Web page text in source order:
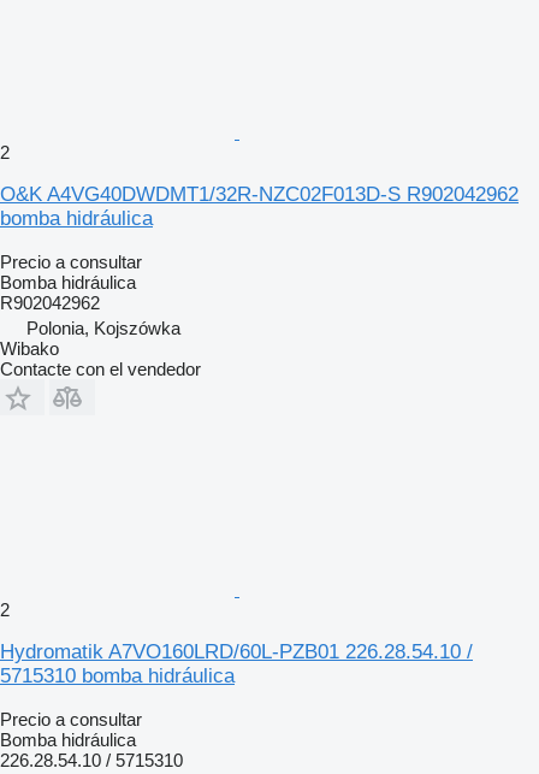
2
O&K A4VG40DWDMT1/32R-NZC02F013D-S R902042962
bomba hidráulica
Precio a consultar
Bomba hidráulica
R902042962
Polonia, Kojszówka
Wibako
Contacte con el vendedor
2
Hydromatik A7VO160LRD/60L-PZB01 226.28.54.10 /
5715310 bomba hidráulica
Precio a consultar
Bomba hidráulica
226.28.54.10 / 5715310